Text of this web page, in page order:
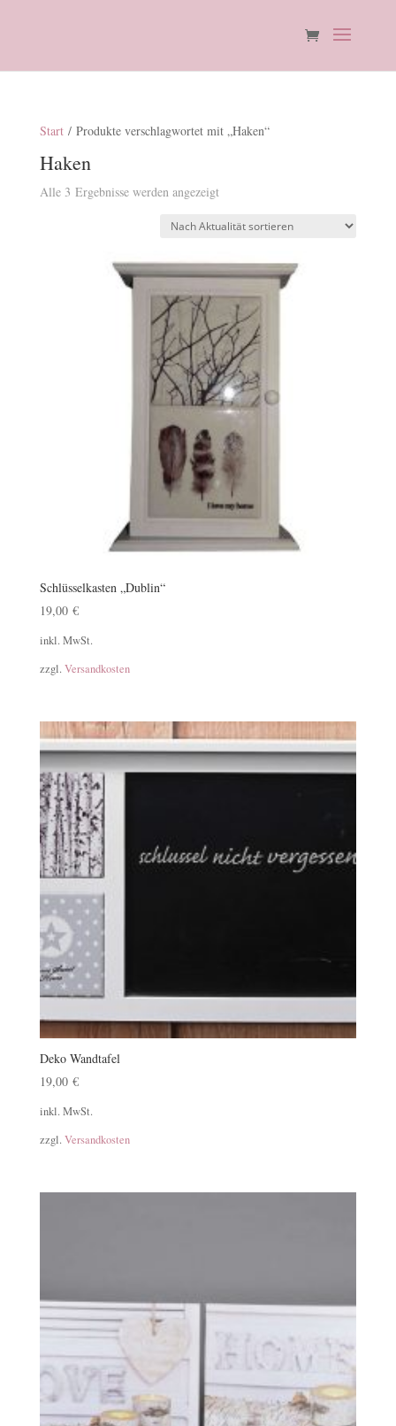
Start/ Produkte verschlagwortet mit „Haken“
Haken
Alle 3 Ergebnisse werden angezeigtNach
sortiert
Schlüsselkasten „Dublin“
19,00 €
inkl. MwSt.
zzgl. Versandkosten
Deko Wandtafel
19,00 €
inkl. MwSt.
zzgl. Versandkosten